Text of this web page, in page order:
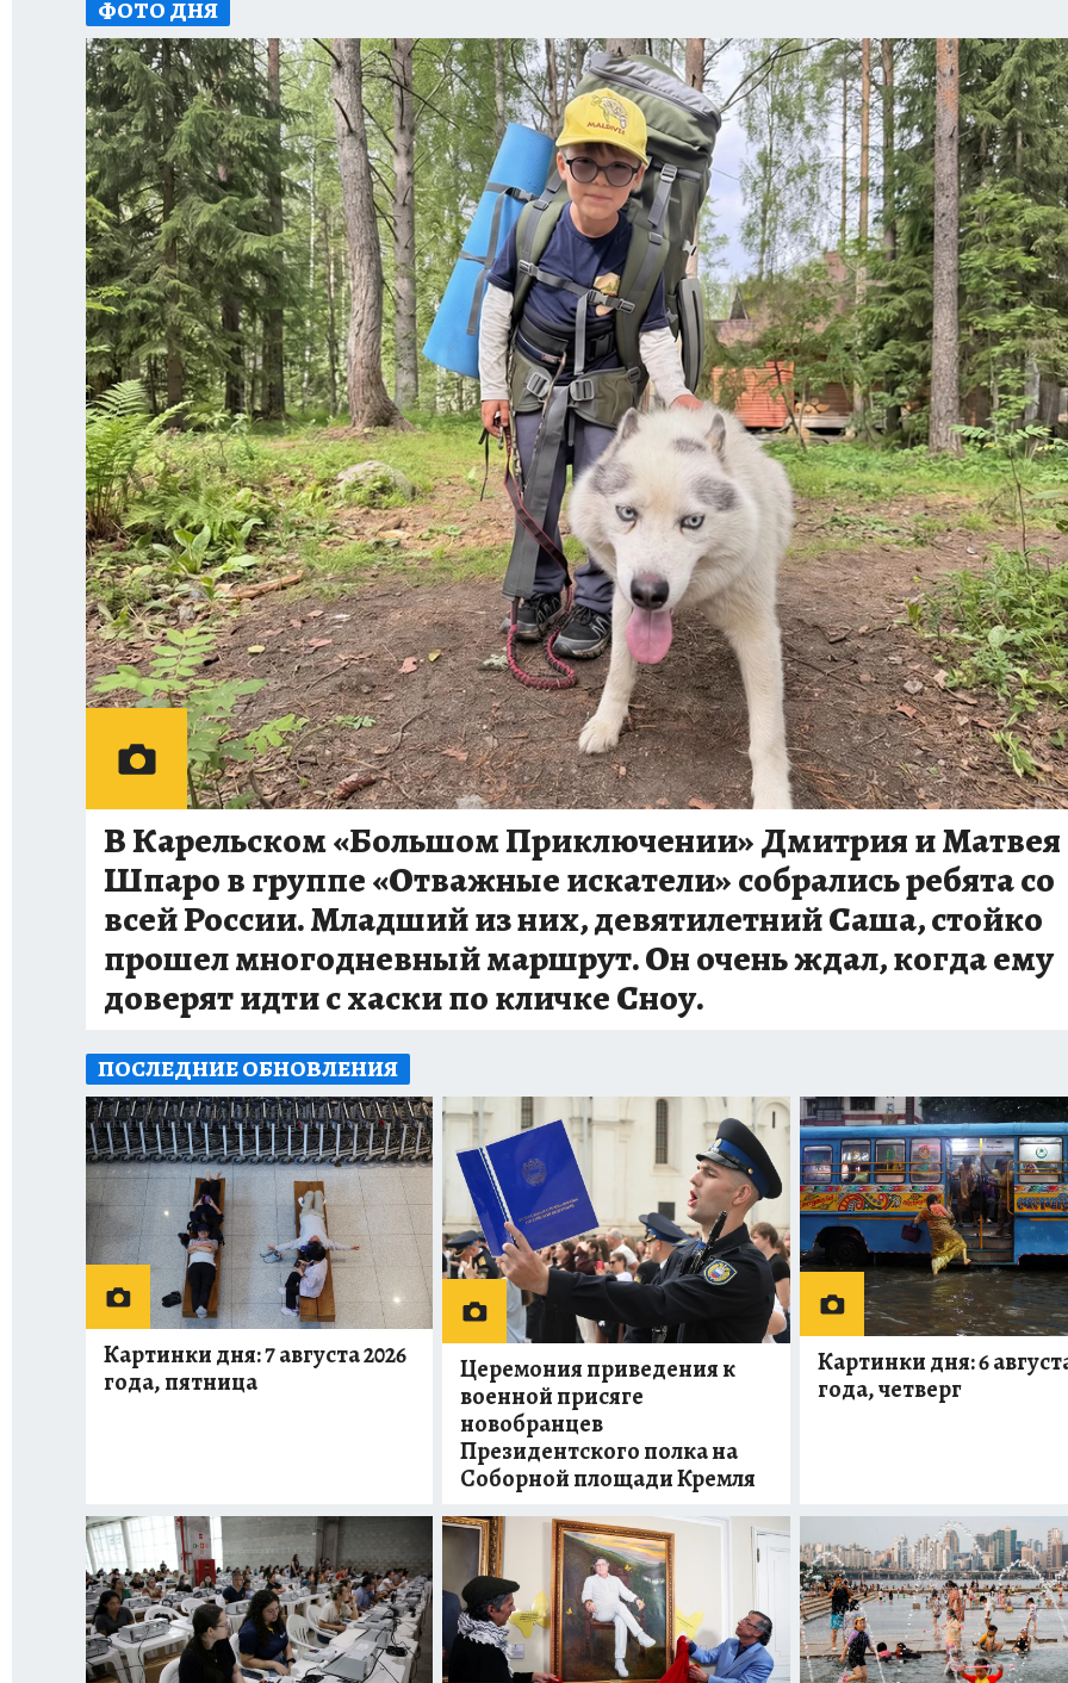
ДЕНЬ ПОБЕДЫ ВО ВЛАДИВОСТОКЕ 2026
АНТИРАК СТРАНИЦЫ ИСТОРИИ ДАЛЬНЕГО ВОСТОКА АФИША МОЙ ЛЮБИМЫЙ УЧИТЕЛЬ – 2024 ИСПЫТАНО
ФОТО ДНЯ
В Карельском «Большом Приключении» Дмитрия и Матвея
Шпаро в группе «Отважные искатели» собрались ребята со
всей России. Младший из них, девятилетний Саша, стойко
прошел многодневный маршрут. Он очень ждал, когда ему
доверят идти с хаски по кличке Сноу.
ПОСЛЕДНИЕ ОБНОВЛЕНИЯ
Картинки дня: 7 августа 2026
года, пятница
Церемония приведения к
военной присяге
новобранцев
Президентского полка на
Соборной площади Кремля
Картинки дня: 6
года, четверг